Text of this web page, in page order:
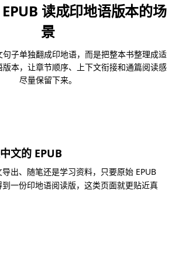
读成印地语版本的场
景
子单独翻成印地语，而是把整本书整理成适
本，让章节顺序、上下文衔接和通篇阅读感
尽量保留下来。
文的 EPUB
出、随笔还是学习资料，只要原始 EPUB
一份印地语阅读版，这类页面就更贴近真